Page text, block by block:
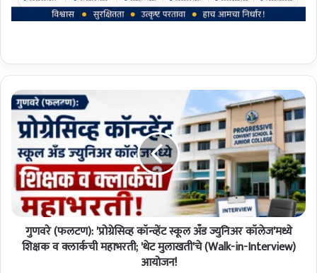
गु
ण
फ
ल
गुणवरे (फलटण): 'प्रोग्रेसिव्ह कॉन्व्हेंट स्कूल अँड ज्युनिअर कॉलेज'मध्ये
शिक्षक व क्लार्कची महाभरती; 'थेट मुलाखती'चे (Walk-in-Interview)
आयोजन!